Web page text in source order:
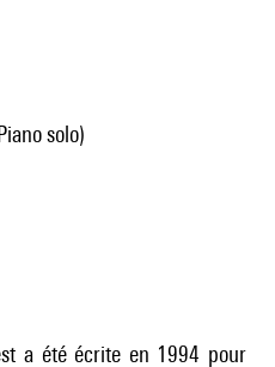
solo)
a été écrite en 1994 pour